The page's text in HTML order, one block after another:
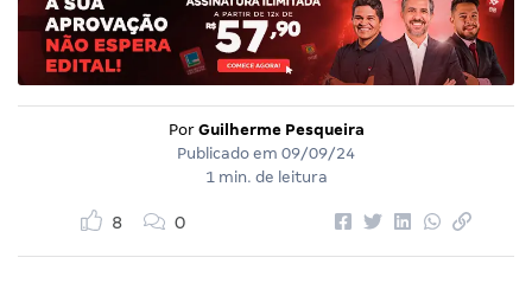
Por Guilherme Pesqueira
Publicado em 09/09/24
1 min. de leitura
8 0